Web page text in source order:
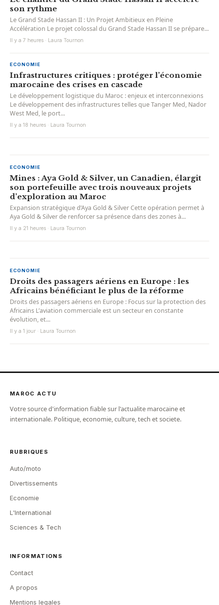
son rythme
Le Grand Stade Hassan II : Un Projet Ambitieux en Pleine
Accélération Le projet colossal du Grand Stade Hassan II se prépare...
Il y a 7 heures · Laura Tournon
ECONOMIE
Infrastructures critiques : protéger l’économie
marocaine des crises en cascade
Le développement logistique du Maroc : enjeux et interconnexions
Le développement des infrastructures telles que Tanger Med, Nador
West Med, le port...
Il y a 18 heures · Laura Tournon
ECONOMIE
Mines : Aya Gold & Silver, un Canadien, élargit
son portefeuille avec trois nouveaux projets
d’exploration au Maroc
Expansion stratégique d’Aya Gold & Silver Cette opération permet à
Aya Gold & Silver de renforcer sa présence dans des zones à...
Il y a 21 heures · Laura Tournon
ECONOMIE
Droits des passagers aériens en Europe : les
Africains bénéficiant le plus de la réforme
Droits des passagers aériens en Europe : Focus sur la protection des
Africains L’aviation commerciale est un secteur en constante
évolution, et...
Il y a 1 jour · Laura Tournon
MAROC ACTU
Votre source d'information fiable sur l'actualite marocaine et
internationale. Politique, economie, culture, tech et societe.
RUBRIQUES
Auto/moto
Divertissements
Economie
L'International
Sciences & Tech
INFORMATIONS
Contact
A propos
Mentions legales